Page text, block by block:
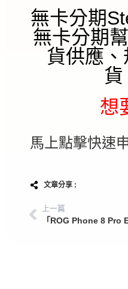
無卡分期
無卡分期
貨供應
貨
想
馬上點擊快速
文章分享 :
上一篇